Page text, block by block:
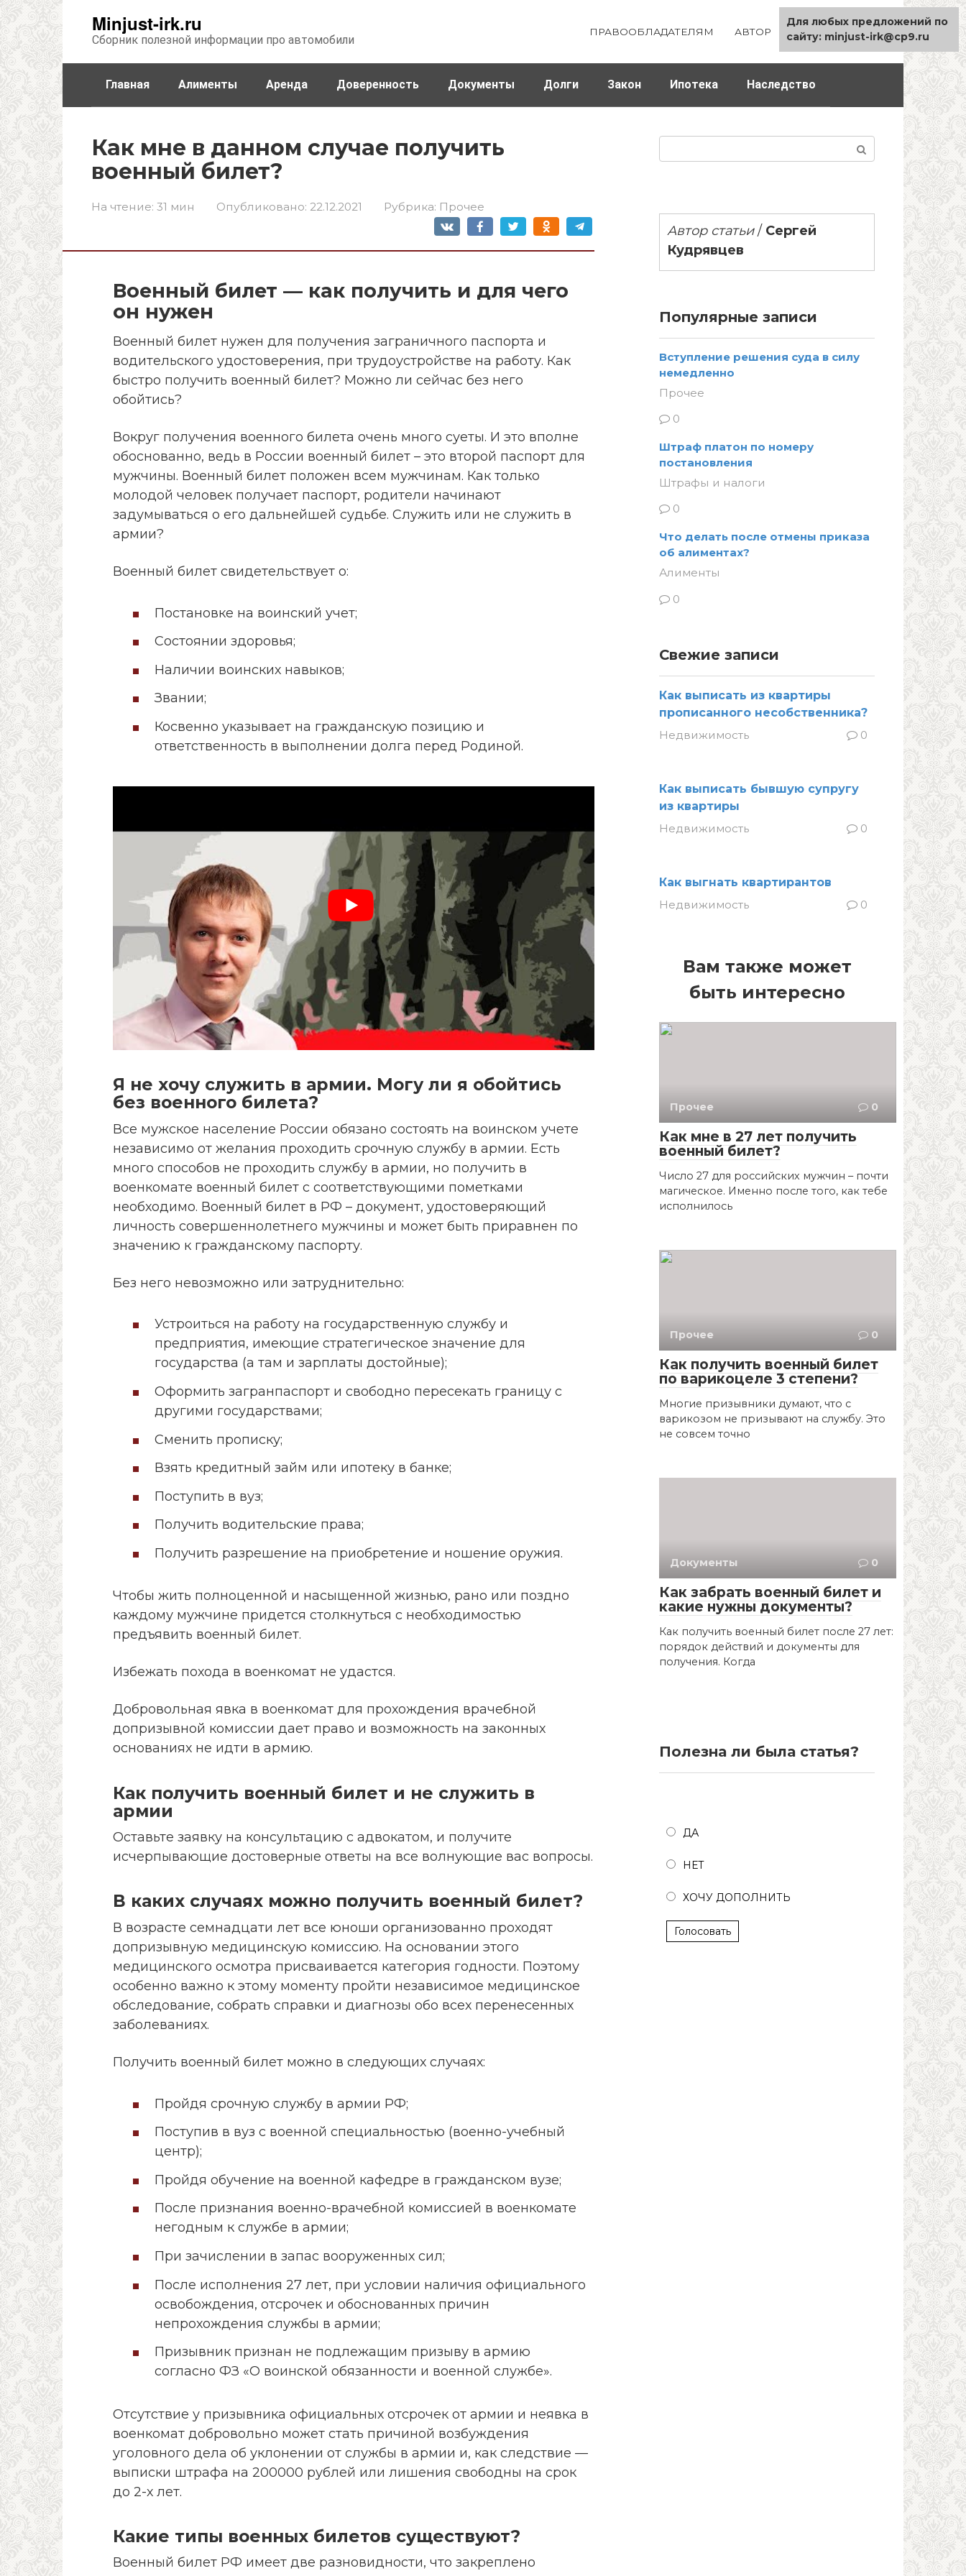
Minjust-irk.ru
Сборник полезной информации про автомобили
ПРАВООБЛАДАТЕЛЯМ АВТОР КАРТА САЙТА
Главная Алименты Аренда Доверенность Документы Долги Закон Ипотека Наследство
Как мне в данном случае получить
военный билет?
На чтение: 31 мин Опубликовано: 22.12.2021 Рубрика: Прочее
Военный билет — как получить и для чего
он нужен
Военный билет нужен для получения заграничного паспорта и
водительского удостоверения, при трудоустройстве на работу. Как
быстро получить военный билет? Можно ли сейчас без него
обойтись?
Вокруг получения военного билета очень много суеты. И это вполне
обоснованно, ведь в России военный билет – это второй паспорт для
мужчины. Военный билет положен всем мужчинам. Как только
молодой человек получает паспорт, родители начинают
задумываться о его дальнейшей судьбе. Служить или не служить в
армии?
Военный билет свидетельствует о:
Постановке на воинский учет;
Состоянии здоровья;
Наличии воинских навыков;
Звании;
Косвенно указывает на гражданскую позицию и
ответственность в выполнении долга перед Родиной.
Я не хочу служить в армии. Могу ли я обойтись
без военного билета?
Все мужское население России обязано состоять на воинском учете
независимо от желания проходить срочную службу в армии. Есть
много способов не проходить службу в армии, но получить в
военкомате военный билет с соответствующими пометками
необходимо. Военный билет в РФ – документ, удостоверяющий
личность совершеннолетнего мужчины и может быть приравнен по
значению к гражданскому паспорту.
Без него невозможно или затруднительно:
Устроиться на работу на государственную службу и
предприятия, имеющие стратегическое значение для
государства (а там и зарплаты достойные);
Оформить загранпаспорт и свободно пересекать границу с
другими государствами;
Сменить прописку;
Взять кредитный займ или ипотеку в банке;
Поступить в вуз;
Получить водительские права;
Получить разрешение на приобретение и ношение оружия.
Чтобы жить полноценной и насыщенной жизнью, рано или поздно
каждому мужчине придется столкнуться с необходимостью
предъявить военный билет.
Избежать похода в военкомат не удастся.
Добровольная явка в военкомат для прохождения врачебной
допризывной комиссии дает право и возможность на законных
основаниях не идти в армию.
Как получить военный билет и не служить в
армии
Оставьте заявку на консультацию с адвокатом, и получите
исчерпывающие достоверные ответы на все волнующие вас вопросы.
В каких случаях можно получить военный билет?
В возрасте семнадцати лет все юноши организованно проходят
допризывную медицинскую комиссию. На основании этого
медицинского осмотра присваивается категория годности. Поэтому
особенно важно к этому моменту пройти независимое медицинское
обследование, собрать справки и диагнозы обо всех перенесенных
заболеваниях.
Получить военный билет можно в следующих случаях:
Пройдя срочную службу в армии РФ;
Поступив в вуз с военной специальностью (военно-учебный
центр);
Пройдя обучение на военной кафедре в гражданском вузе;
После признания военно-врачебной комиссией в военкомате
негодным к службе в армии;
При зачислении в запас вооруженных сил;
После исполнения 27 лет, при условии наличия официального
освобождения, отсрочек и обоснованных причин
непрохождения службы в армии;
Призывник признан не подлежащим призыву в армию
согласно ФЗ «О воинской обязанности и военной службе».
Отсутствие у призывника официальных отсрочек от армии и неявка в
военкомат добровольно может стать причиной возбуждения
уголовного дела об уклонении от службы в армии и, как следствие —
выписки штрафа на 200000 рублей или лишения свободны на срок
до 2-х лет.
Какие типы военных билетов существуют?
Военный билет РФ имеет две разновидности, что закреплено
Автор статьи/ Сергей
Кудрявцев
Популярные записи
Вступление решения суда в силу
немедленно
Прочее
0
Штраф платон по номеру
постановления
Штрафы и налоги
0
Что делать после отмены приказа
об алиментах?
Алименты
0
Свежие записи
Как выписать из квартиры
прописанного несобственника?
Недвижимость
0
Как выписать бывшую супругу
из квартиры
Недвижимость
0
Как выгнать квартирантов
Недвижимость
0
Вам также может
быть интересно
Прочее 0
Как мне в 27 лет получить
военный билет?
Число 27 для российских мужчин – почти
магическое. Именно после того, как тебе
исполнилось
Прочее 0
Как получить военный билет
по варикоцеле 3 степени?
Многие призывники думают, что с
варикозом не призывают на службу. Это
не совсем точно
Документы 0
Как забрать военный билет и
какие нужны документы?
Как получить военный билет после 27 лет:
порядок действий и документы для
получения. Когда
Полезна ли была статья?
ДА
НЕТ
ХОЧУ ДОПОЛНИТЬ
Голосовать
Для любых предложений по
сайту: minjust-irk@cp9.ru